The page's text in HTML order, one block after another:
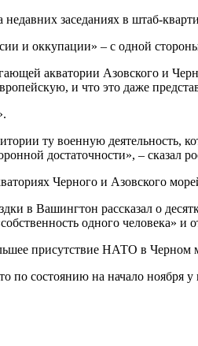
недавних заседаниях в штаб-
и оккупации» – с одной
акватории Азовского и
и что это даже
ту военную деятельность,
достаточности», – сказал
Черного и Азовского
в Вашингтон рассказал о
одного человека» и
присутствие НАТО в Черном
по состоянию на начало